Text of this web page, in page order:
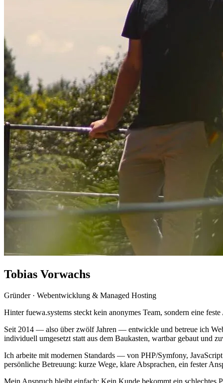
Tobias Vorwachs
Gründer · Webentwicklung & Managed Hosting
Hinter fuewa.systems steckt kein anonymes Team, sondern eine
Seit 2014 — also über zwölf Jahren — entwickle und betreue ich
individuell umgesetzt statt aus dem Baukasten, wartbar gebaut und
Ich arbeite mit modernen Standards — von PHP/Symfony,
persönliche Betreuung: kurze Wege, klare Absprachen, ein fester
Mein Anspruch bleibt einfach: Kein Kunde bekommt ein schlechtes